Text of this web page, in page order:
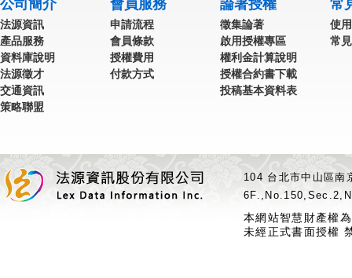
公司簡介
法源資訊
產品服務
資料庫說明
法源徵才
交通資訊
策略聯盟
會員服務
申請流程
會員條款
授權費用
付款方式
論著授權
徵集論著
啟用授權專區
權利金計算說明
授權合約書下載
投稿基本資料表
常
使
常
104 台北市中山區
本網站智慧財產權
未經正式書面授權